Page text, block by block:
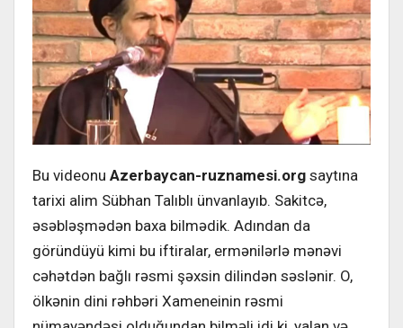
Bu videonu Azerbaycan-ruznamesi.org saytına
tarixi alim Sübhan Talıblı ünvanlayıb. Sakitcə,
əsəbləşmədən baxa bilmədik. Adından da
göründüyü kimi bu iftiralar, ermənilərlə mənəvi
cəhətdən bağlı rəsmi şəxsin dilindən səslənir. O,
ölkənin dini rəhbəri Xameneinin rəsmi